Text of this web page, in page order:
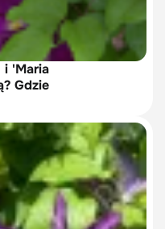
i 'Maria
Gdzie